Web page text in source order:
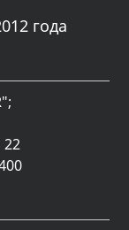
года
22